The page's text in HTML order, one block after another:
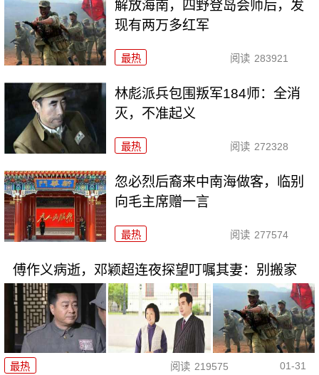
解放海南，四野登岛会师后，发
现有两万多红军
最热 阅读 283921
林彪派兵包围叛军184师：全消
灭，不准起义
最热 阅读 272328
忽必烈后裔来中南海做客，临别
向毛主席赠一言
最热 阅读 277574
傅作义病逝，邓颖超连夜探望叮嘱其妻：别搬家
最热 阅读 219575 01-31